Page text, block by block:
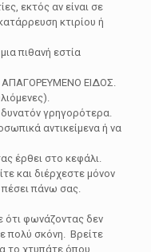
εκτός αν είναι σε
κτιρίου ή
πιθανή εστία
ΑΠΑΓΟΡΕΥΜΕΝΟ ΕΙΔΟΣ.
γρηγορότερα.
αντικείμενα ή να
έρθει στο κεφάλι.
και διέρχεστε μόνον
πέσει πάνω σας.
ότι φωνάζοντας δεν
πολύ σκόνη. Βρείτε
το χτυπάτε όπου